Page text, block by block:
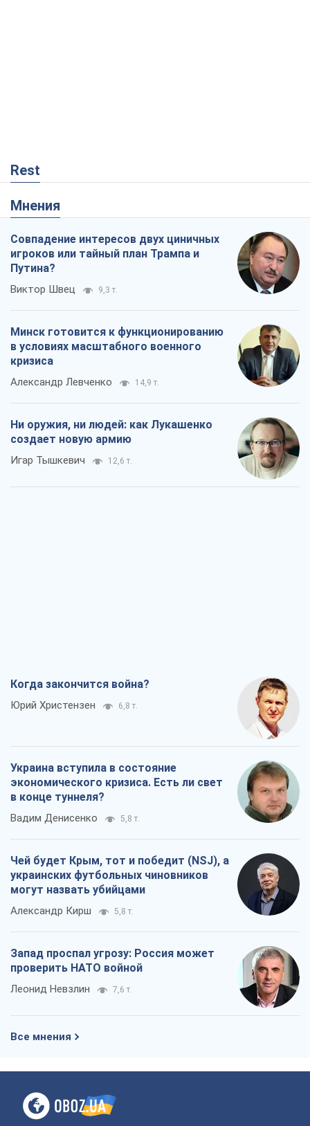
Rest
Мнения
Совпадение интересов двух циничных
игроков или тайный план Трампа и
Путина?
Виктор Швец 9,3 т.
Минск готовится к функционированию
в условиях масштабного военного
кризиса
Александр Левченко 14,9 т.
Ни оружия, ни людей: как Лукашенко
создает новую армию
Игар Тышкевич 12,6 т.
Когда закончится война?
Юрий Христензен 6,8 т.
Украина вступила в состояние
экономического кризиса. Есть ли свет
в конце туннеля?
Вадим Денисенко 5,8 т.
Чей будет Крым, тот и победит (NSJ), а
украинских футбольных чиновников
могут назвать убийцами
Александр Кирш 5,8 т.
Запад проспал угрозу: Россия может
проверить НАТО войной
Леонид Невзлин 7,6 т.
Все мнения